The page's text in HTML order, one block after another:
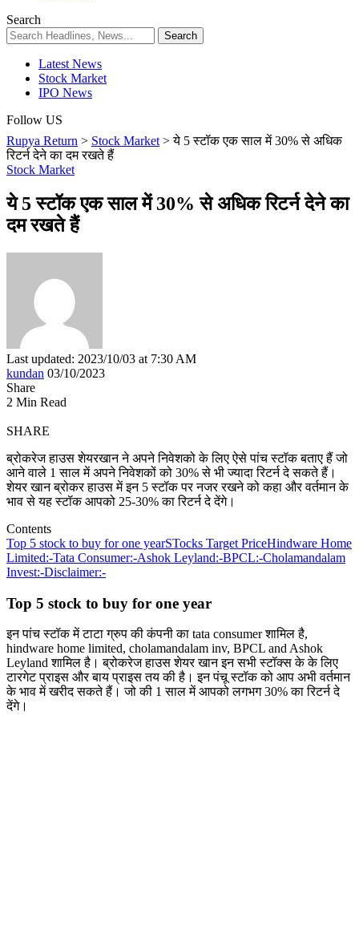
Search
Latest News
Stock Market
IPO News
Follow US
Rupya Return > Stock Market >ये 5 स्टॉक एक साल में 30% से अधिक
रिटर्न देने का दम रखते हैं
Stock Market
ये 5 स्टॉक एक साल में 30% से अधिक रिटर्न देने का
दम रखते हैं
Last updated: 2023/10/03 at 7:30 AM
kundan 03/10/2023
Share
2 Min Read
SHARE
ब्रोकरेज हाउस शेयरखान ने अपने निवेशको के लिए ऐसे पांच स्टॉक बताए हैं जो
आने वाले 1 साल में अपने निवेशकों को 30% से भी ज्यादा रिटर्न दे सकते हैं।
शेयर खान ब्रोकर हाउस में इन 5 स्टॉक पर नजर रखने को कहा और वर्तमान के
भाव से यह स्टॉक आपको 25-30% का रिटर्न दे देंगे।
Contents
Top 5 stock to buy for one yearSTocks Target PriceHindware Home
Limited:-Tata Consumer:-Ashok Leyland:-BPCL:-Cholamandalam
Invest:-Disclaimer:-
Top 5 stock to buy for one year
इन पांच स्टॉक में टाटा ग्रुप की कंपनी का tata consumer शामिल है,
hindware home limited, cholamandalam inv, BPCL and Ashok
Leyland शामिल है। ब्रोकरेज हाउस शेयर खान इन सभी स्टॉक्स के के लिए
टारगेट प्राइस और बाय प्राइस तय की है। इन पंचू स्टॉक को आप अभी वर्तमान
के भाव में खरीद सकते हैं। जो की 1 साल में आपको लगभग 30% का रिटर्न दे
देंगे।